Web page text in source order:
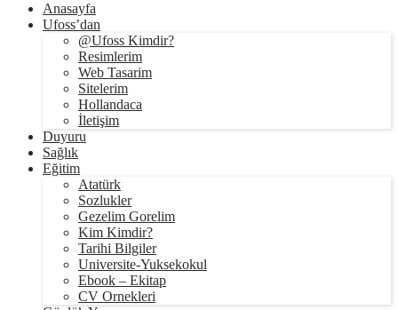
Anasayfa
Ufoss’dan
@Ufoss Kimdir?
Resimlerim
Web Tasarim
Sitelerim
Hollandaca
İletişim
Duyuru
Sağlık
Eğitim
Atatürk
Sozlukler
Gezelim Gorelim
Kim Kimdir?
Tarihi Bilgiler
Universite-Yuksekokul
Ebook – Ekitap
CV Ornekleri